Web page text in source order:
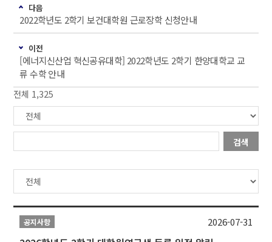
다음
2022학년도 2학기 보건대학원 근로장학 신청안내
이전
[에너지신산업 혁신공유대학] 2022학년도 2학기 한양대학교 교
류 수학 안내
전체 1,325
검색
공지사항 2026-07-31